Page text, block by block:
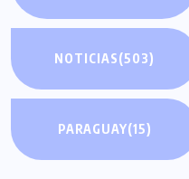
NOTICIAS(503)
PARAGUAY(15)